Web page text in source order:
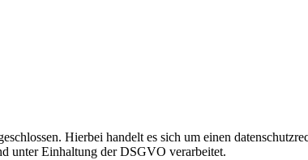
Hierbei handelt es sich um einen
unter Einhaltung der DSGVO verarbeitet.